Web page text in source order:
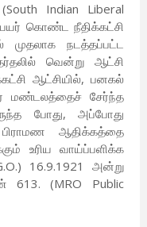
Indian Liberal
கொண்ட நீதிக்கட்சி
நடத்தப்பட்ட
வென்று ஆட்சி
ஆட்சியில், பனகல்
மண்டலத்தைச் சேர்ந்த
போது, அப்போது
ஆதிக்கத்தை
உரிய வாய்ப்பளிக்க
16.9.1921 அன்று
613. (MRO Public